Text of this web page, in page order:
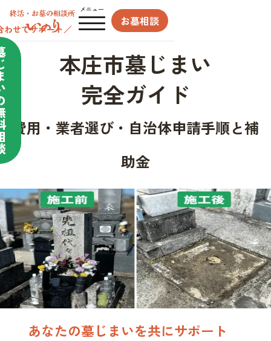
メニュー
お墓相談
わせてサポート／
本庄市墓じまい
完全ガイド
費用・業者選び・自治体申請手順と補
助金
あなたの墓じまいを共にサポート